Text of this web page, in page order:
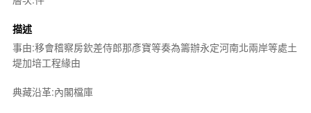
描述
事由:移會稽察房欽差侍郎那彥寶等奏為籌辦永定河南北兩岸等處土
堤加培工程緣由
典藏沿革:內閣檔庫